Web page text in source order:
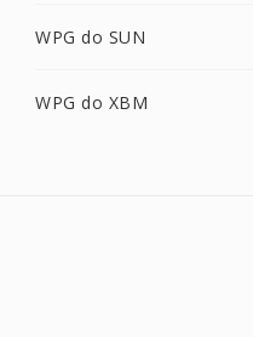
WPG do SUN
WPG do XBM